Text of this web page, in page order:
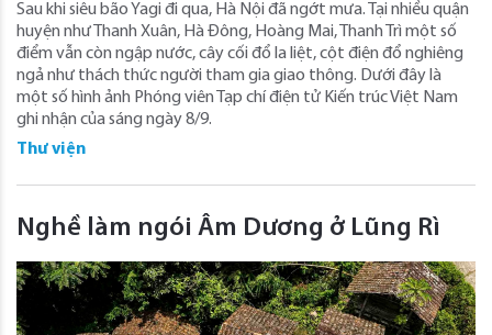
Sau khi siêu bão Yagi đi qua, Hà Nội đã ngớt mưa. Tại nhiều quận
huyện như Thanh Xuân, Hà Đông, Hoàng Mai, Thanh Trì một số
điểm vẫn còn ngập nước, cây cối đổ la liệt, cột điện đổ nghiêng
ngả như thách thức người tham gia giao thông. Dưới đây là
một số hình ảnh Phóng viên Tạp chí điện tử Kiến trúc Việt Nam
ghi nhận của sáng ngày 8/9.
Thư viện
Nghề làm ngói Âm Dương ở Lũng Rì